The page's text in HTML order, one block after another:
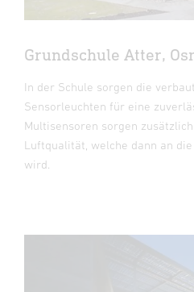
Grundschule Atter,
In der Schule sorgen die
Sensorleuchten für eine
Multisensoren sorgen
Luftqualität, welche dann an
wird.